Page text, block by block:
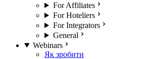
For Affiliates
For Hoteliers
For Integrators
General
Webinars
Як зробити